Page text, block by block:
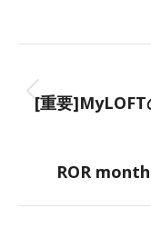
[重要]MyLOFT
ROR